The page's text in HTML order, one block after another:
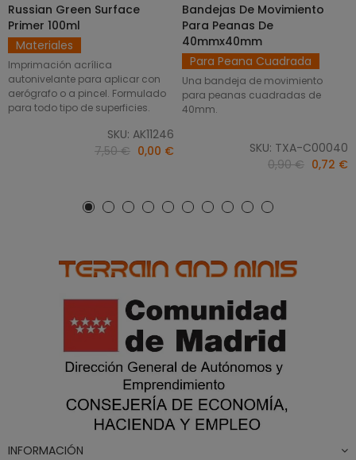
AÑADIR AL CARRITO
Russian Green Surface
Primer 100ml
Materiales
Imprimación acrílica
autonivelante para aplicar con
aerógrafo o a pincel. Formulado
para todo tipo de superficies.
SKU: AK11246
7,50 € 0,00 €
SELECCIONAR OPCIONES
Bandejas De Movimiento
Para Peanas De
40mmx40mm
Para Peana Cuadrada
Una bandeja de movimiento
para peanas cuadradas de
40mm.
SKU: TXA-C00040
0,90 € 0,72 €
INFORMACIÓN